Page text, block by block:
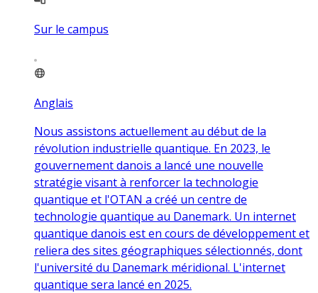
Sur le campus
Anglais
Nous assistons actuellement au début de la
révolution industrielle quantique. En 2023, le
gouvernement danois a lancé une nouvelle
stratégie visant à renforcer la technologie
quantique et l'OTAN a créé un centre de
technologie quantique au Danemark. Un internet
quantique danois est en cours de développement et
reliera des sites géographiques sélectionnés, dont
l'université du Danemark méridional. L'internet
quantique sera lancé en 2025.